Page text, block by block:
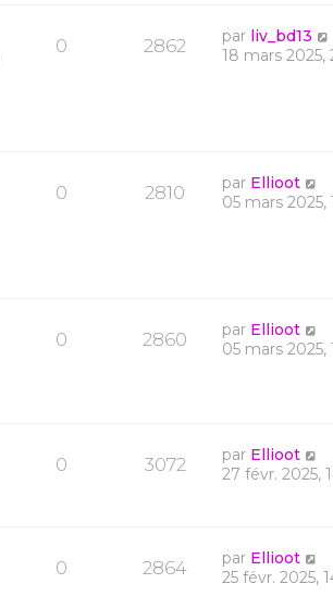
0 2862 par liv_bd13
18 mars 2025,
0 2810 par Ellioot
05 mars 2025,
0 2860 par Ellioot
05 mars 2025,
0 3072 par Ellioot
27 févr. 2025,
0 2864 par Ellioot
25 févr. 2025,